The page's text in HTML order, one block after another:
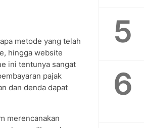
metode yang telah
hingga website
ini tentunya sangat
pajak
dan denda dapat
merencanakan
5
6